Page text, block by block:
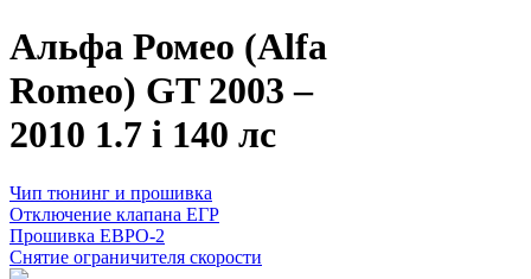
Альфа Ромео (Alfa
Romeo) GT 2003 –
2010 1.7 i 140 лс
Чип тюнинг и прошивка
Отключение клапана ЕГР
Прошивка ЕВРО-2
Снятие ограничителя скорости